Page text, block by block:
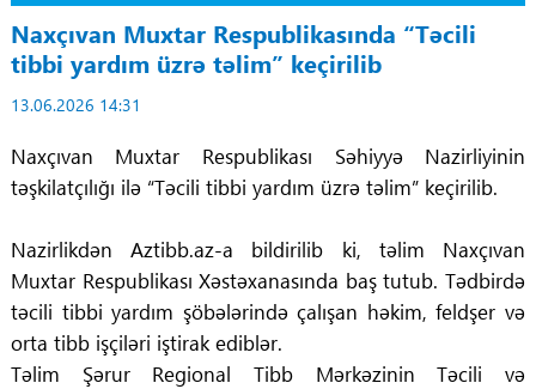
Naxçıvan Muxtar Respublikasında “Təcili
tibbi yardım üzrə təlim” keçirilib
13.06.2026 14:31
Naxçıvan Muxtar Respublikası Səhiyyə Nazirliyinin
təşkilatçılığı ilə “Təcili tibbi yardım üzrə təlim” keçirilib.
Nazirlikdən Aztibb.az-a bildirilib ki, təlim Naxçıvan
Muxtar Respublikası Xəstəxanasında baş tutub. Tədbirdə
təcili tibbi yardım şöbələrində çalışan həkim, feldşer və
orta tibb işçiləri iştirak ediblər.
Təlim Şərur Regional Tibb Mərkəzinin Təcili və